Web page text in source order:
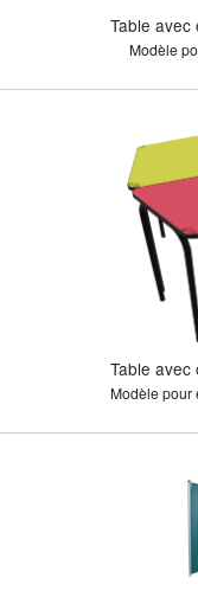
Table avec
Modèle
Table avec
Modèle pour